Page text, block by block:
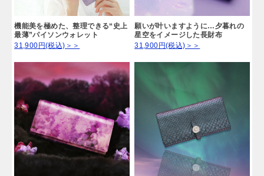
機能美を極めた、整理できる“史上
最薄”パイソンウォレット
31,900円(税込)＞＞
願いが叶いますように…夕暮れの
星空をイメージした長財布
31,900円(税込)＞＞